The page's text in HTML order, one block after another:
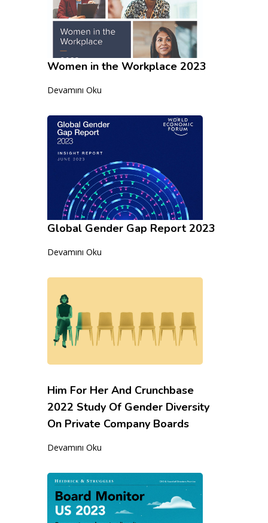
Women in the Workplace 2023
Devamını Oku
Global Gender Gap Report 2023
Devamını Oku
Him For Her And Crunchbase
2022 Study Of Gender Diversity
On Private Company Boards
Devamını Oku